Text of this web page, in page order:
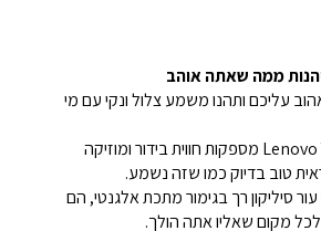
ממה שאתה אוהב
עליכם ותהנו משמע צלול ונקי עם מי
אוזניות Lenovo Yoga ANC מספקות חווית בידור ומוזיקה
טוב בדיוק כמו שזה נשמע.
עור סיליקון רך בגימור מתכת אלגנטי, הם
לכל מקום שאליו אתה הולך.